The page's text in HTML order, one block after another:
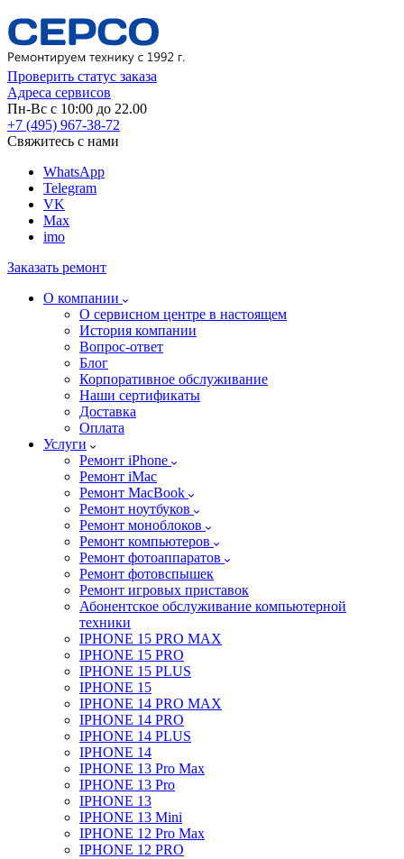
Проверить статус заказа
Адреса сервисов
Пн-Вс с 10:00 до 22.00
+7 (495) 967-38-72
Свяжитесь с нами
WhatsApp
Telegram
VK
Max
imo
Заказать ремонт
О компании
О сервисном центре в настоящем
История компании
Вопрос-ответ
Блог
Корпоративное обслуживание
Наши сертификаты
Доставка
Оплата
Услуги
Ремонт iPhone
Ремонт iMac
Ремонт MacBook
Ремонт ноутбуков
Ремонт моноблоков
Ремонт компьютеров
Ремонт фотоаппаратов
Ремонт фотовспышек
Ремонт игровых приставок
Абонентское обслуживание компьютерной
техники
IPHONE 15 PRO MAX
IPHONE 15 PRO
IPHONE 15 PLUS
IPHONE 15
IPHONE 14 PRO MAX
IPHONE 14 PRO
IPHONE 14 PLUS
IPHONE 14
IPHONE 13 Pro Max
IPHONE 13 Pro
IPHONE 13
IPHONE 13 Mini
IPHONE 12 Pro Max
IPHONE 12 PRO